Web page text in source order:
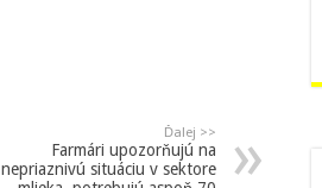
Ďalej >>
Farmári upozorňujú na
nepriaznivú situáciu v sektore